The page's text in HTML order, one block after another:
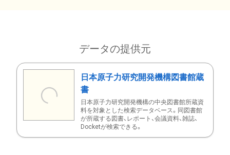
データの提供元
日本原子力研究開発機構図書館蔵
書
日本原子力研究開発機構の中央図書館所蔵資
料を対象とした検索データベース。同図書館
が所蔵する図書、レポート、会議資料、雑誌、
Docketが検索できる。